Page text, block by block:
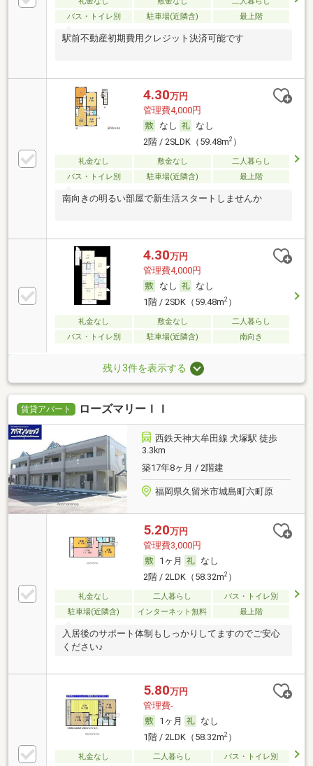
バス・トイレ別
駐車場(近隣含) 最上階
駅前不動産初期費用クレジット決済可能です
4.30万円
管理費4,000円
なし
なし
2階 / 2SLDK（59.48m2）
礼金なし 敷金なし
二人暮らし
バス・トイレ別
駐車場(近隣含) 最上階
南向きの明るい部屋で新生活スタートしませんか
4.30万円
管理費4,000円
なし
なし
1階 / 2SDK（59.48m2）
礼金なし 敷金なし
二人暮らし
バス・トイレ別
駐車場(近隣含) 南向き
残り3件を表示する
賃貸アパート ローズマリーＩＩ
西鉄天神大牟田線 犬塚駅 徒歩
3.3km
築17年8ヶ月 / 2階建
福岡県久留米市城島町六町原
5.20万円
管理費3,000円
1ヶ月
なし
2階 / 2LDK（58.32m2）
礼金なし 二人暮らし
バス・トイレ別
駐車場(近隣含)
インターネット無料 最上階
入居後のサポート体制もしっかりしてますのでご安心
ください♪
5.80万円
管理費-
1ヶ月
なし
1階 / 2LDK（58.32m2）
礼金なし 二人暮らし バス・トイレ別